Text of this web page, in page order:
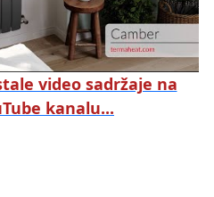
video sadržaje na
kanalu...